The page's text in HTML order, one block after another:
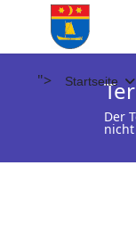
"> Startseite
Der